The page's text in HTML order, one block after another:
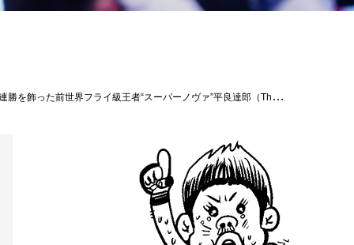
2023 フェザー級5分2R浜松ヤマト（リーグ戦勝ち点4／T・GRIP TOKYO）vs磯部鉄心（リーグ戦勝ち点0／パラエストラ松戸）［第1試合］epsomsalt seacrystals Presents インフィニティリーグ2023 フェザー級5分2R上原平（リーグ戦勝ち点2／リバーサルジム横浜グランドスラム）vsCHAN-龍（リーグ戦勝ち点0／MMAZジム）※2022年度同級新人王&MVP［大会名］プロフェッショナル修斗公式戦 PROFESSIONAL SHOOTO 2023 Vol.5［日時］2023年7月23日（日）［開場］17:00［開始］18:00 ※17:30よりオープニングファイトを実施［会場］後楽園ホール 東京都文京区後楽1-3-61-5F JR「水道橋駅」より徒歩3分［協力］一般社団法人日本修斗協会［認定］インターナショナル修斗コミッション［主催］株式会社サステイン［チケット料金］VIP 18,000円／RS 12,000円／SS 10,000円／S 7,000円／A 6,000円※全席指定、全て税込み価格。※当日は500円増し。※小学生以上はチケットが必要。［チケット発売日］6月3日（土）［チケット販売所］イープラス https://eplus.jp/shooto/（パソコン&スマートフォン）https://eplus.jp/qa/修斗BASE オンラインショップ https://proshooto.official.ec/［お問い合せ］株式会社 サステイン 03-3788-3042 #shooto0723#修斗#平良達郎#UFC#ABEMA